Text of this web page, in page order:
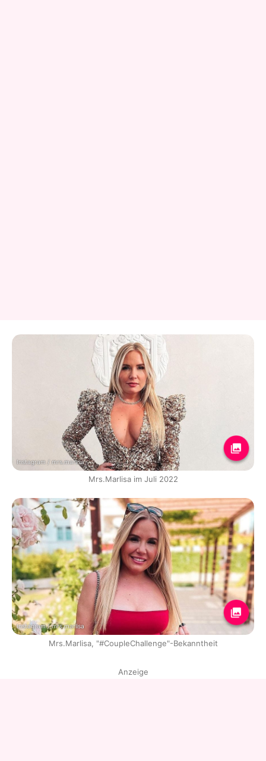
Instagram / mrs.marlisa
Mrs.Marlisa im Juli 2022
Instagram / mrs.marlisa
Mrs.Marlisa, "#CoupleChallenge"-Bekanntheit
Anzeige